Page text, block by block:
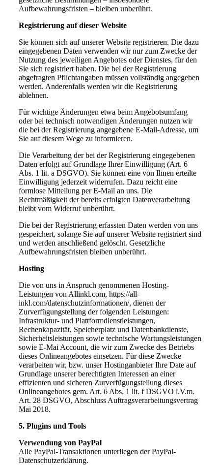
Aufbewahrungsfristen – bleiben unberührt.
Registrierung auf dieser Website
Sie können sich auf unserer Website registrieren. Die dazu
eingegebenen Daten verwenden wir nur zum Zwecke der
Nutzung des jeweiligen Angebotes oder Dienstes, für den
Sie sich registriert haben. Die bei der Registrierung
abgefragten Pflichtangaben müssen vollständig angegeben
werden. Anderenfalls werden wir die Registrierung
ablehnen.
Für wichtige Änderungen etwa beim Angebotsumfang
oder bei technisch notwendigen Änderungen nutzen wir
die bei der Registrierung angegebene E-Mail-Adresse, um
Sie auf diesem Wege zu informieren.
Die Verarbeitung der bei der Registrierung eingegebenen
Daten erfolgt auf Grundlage Ihrer Einwilligung (Art. 6
Abs. 1 lit. a DSGVO). Sie können eine von Ihnen erteilte
Einwilligung jederzeit widerrufen. Dazu reicht eine
formlose Mitteilung per E-Mail an uns. Die
Rechtmäßigkeit der bereits erfolgten Datenverarbeitung
bleibt vom Widerruf unberührt.
Die bei der Registrierung erfassten Daten werden von uns
gespeichert, solange Sie auf unserer Website registriert sind
und werden anschließend gelöscht. Gesetzliche
Aufbewahrungsfristen bleiben unberührt.
Hosting
Die von uns in Anspruch genommenen Hosting-
Leistungen von Allinkl.com, https://all-
inkl.com/datenschutzinformationen/, dienen der
Zurverfügungstellung der folgenden Leistungen:
Infrastruktur- und Plattformdienstleistungen,
Rechenkapazität, Speicherplatz und Datenbankdienste,
Sicherheitsleistungen sowie technische Wartungsleistungen
sowie E-Mai Account, die wir zum Zwecke des Betriebs
dieses Onlineangebotes einsetzen. Für diese Zwecke
verarbeiten wir, bzw. unser Hostinganbieter Ihre Date auf
Grundlage unserer berechtigten Interessen an einer
effizienten und sicheren Zurverfügungstellung dieses
Onlineangebotes gem. Art. 6 Abs. 1 lit. f DSGVO i.V.m.
Art. 28 DSGVO, Abschluss Auftragsverarbeitungsvertrag
Mai 2018.
5. Plugins und Tools
Verwendung von PayPal
Alle PayPal-Transaktionen unterliegen der PayPal-
Datenschutzerklärung.